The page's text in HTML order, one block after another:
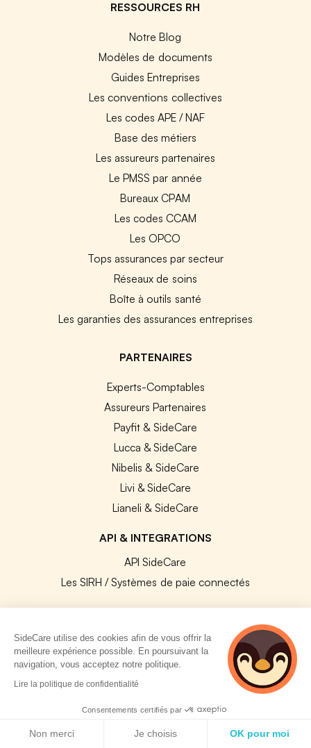
RESSOURCES RH
Notre Blog
Modèles de documents
Guides Entreprises
Les conventions collectives
Les codes APE / NAF
Base des métiers
Les assureurs partenaires
Le PMSS par année
Bureaux CPAM
Les codes CCAM
Les OPCO
Tops assurances par secteur
Réseaux de soins
Boîte à outils santé
Les garanties des assurances entreprises
PARTENAIRES
Experts-Comptables
Assureurs Partenaires
Payfit & SideCare
Lucca & SideCare
Nibelis & SideCare
Livi & SideCare
Lianeli & SideCare
API & INTEGRATIONS
API SideCare
Les SIRH / Systèmes de paie connectés
Se connecter
Centre d'aide
Nous contacter
Notre équipe
Témoignages
SideCare utilise des cookies afin de vous offrir la
meilleure expérience possible. En poursuivant la
navigation, vous acceptez notre politique.
Lire la politique de confidentialité
Consentements certifiés par
Non merci Je choisis OK pour moi
2 personnes
consultent
actuellement cette